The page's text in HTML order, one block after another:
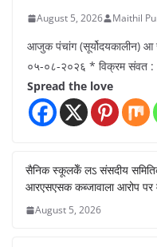
August 5, 2026 Maithil
आजुक पंचांग (सूर्योदयकालीन) आ
०५-०८-२०२६ * विक्रम संवत
Spread the love
सैनिक स्कूलकेँ लऽ संसदीय
आरएसएसक कब्जावाला आरोप
August 5, 2026